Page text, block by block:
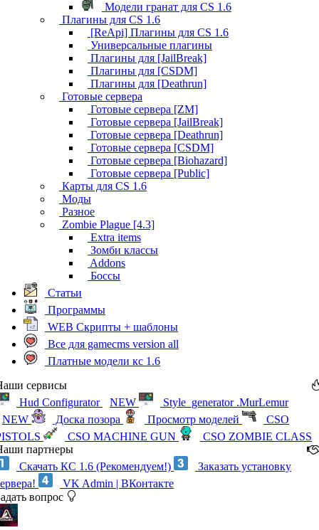
Модели гранат для CS 1.6
Плагины для CS 1.6
[ReApi] Плагины для CS 1.6
Универсальные плагины
Плагины для [JailBreak]
Плагины для [CSDM]
Плагины для [Deathrun]
Готовые сервера
Готовые сервера [ZM]
Готовые сервера [JailBreak]
Готовые сервера [Deathrun]
Готовые сервера [CSDM]
Готовые сервера [Biohazard]
Готовые сервера [Public]
Карты для CS 1.6
Моды
Разное
Zombie Plague [4.3]
Extra items
Зомби классы
Addons
Боссы
Статьи
Программы
WEB Скрипты + шаблоны
Все для gamecms version all
Платные модели кс 1.6
сервисы
Hud Configurator
NEW
Style_generator .MurLemur
NEW
Доска позора Просмотр моделей
CSO
CSO MACHINE GUN
CSO ZOMBIE CLASS
партнеры
Скачать КС 1.6 (Рекомендуем!)
Заказать установку
VK Admin | ВКонтакте
вопрос